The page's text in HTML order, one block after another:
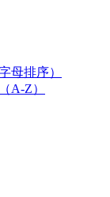
母排序）
A-Z）